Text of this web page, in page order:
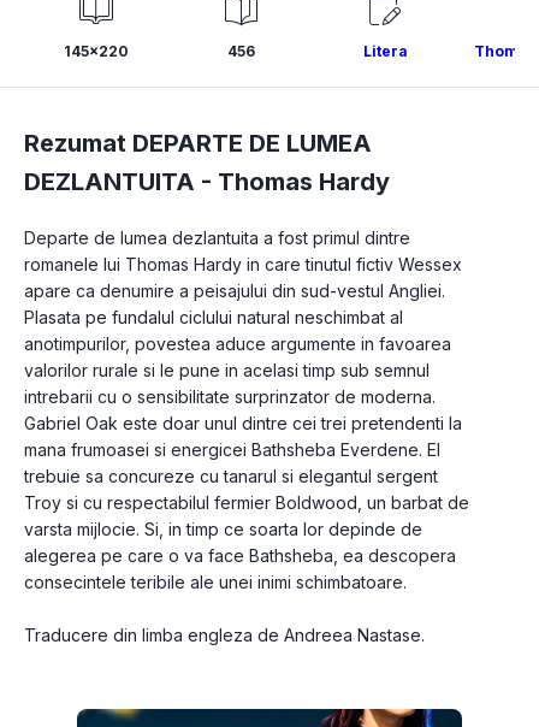
145x220 456 Litera
Rezumat DEPARTE DE LUMEA
DEZLANTUITA - Thomas Hardy
Departe de lumea dezlantuita a fost primul dintre
romanele lui Thomas Hardy in care tinutul fictiv Wessex
apare ca denumire a peisajului din sud-vestul Angliei.
Plasata pe fundalul ciclului natural neschimbat al
anotimpurilor, povestea aduce argumente in favoarea
valorilor rurale si le pune in acelasi timp sub semnul
intrebarii cu o sensibilitate surprinzator de moderna.
Gabriel Oak este doar unul dintre cei trei pretendenti la
mana frumoasei si energicei Bathsheba Everdene. El
trebuie sa concureze cu tanarul si elegantul sergent
Troy si cu respectabilul fermier Boldwood, un barbat de
varsta mijlocie. Si, in timp ce soarta lor depinde de
alegerea pe care o va face Bathsheba, ea descopera
consecintele teribile ale unei inimi schimbatoare.
Traducere din limba engleza de Andreea Nastase.